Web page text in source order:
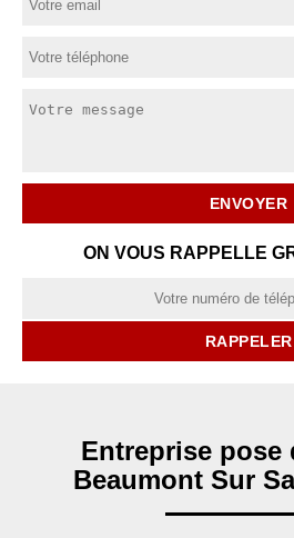
ON VOUS RAPPELLE
Entreprise pose
Beaumont Sur